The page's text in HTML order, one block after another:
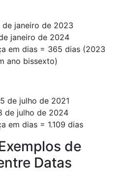
de janeiro de 2023
janeiro de 2024
em dias = 365 dias (2023
ano bissexto)
de julho de 2021
de julho de 2024
em dias = 1.109 dias
de
Datas